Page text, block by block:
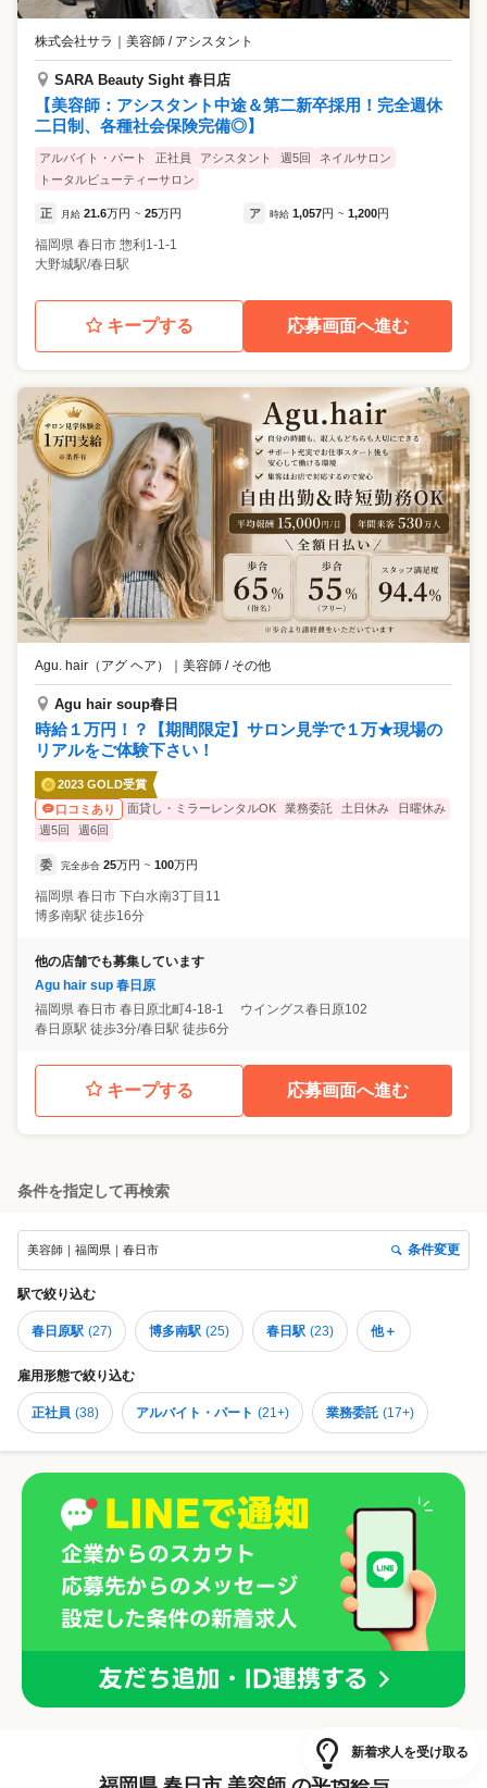
株式会社サラ 美容師 / アシスタント
SARA Beauty Sight 春日店
【美容師：アシスタント中途＆第二新卒採用！完全週休
二日制、各種社会保険完備◎】
アルバイト・パート 正社員 アシスタント 週5回
ネイルサロン
トータルビューティーサロン
正 月給 21.6万円 ~ 25万円 ア 時給 1,057円 ~ 1,200円
福岡県 春日市 惣利1-1-1
大野城駅/春日駅
キープする 応募画面へ進む
Agu. hair（アグ ヘア） ｜ 美容師 / その他
Agu hair soup春日
時給１万円！？【期間限定】サロン見学で１万★現場の
リアルをご体験下さい！
2023 GOLD受賞
口コミあり
面貸し・ミラーレンタルOK 業務委託 土日休み
日曜休み
週5回
週6回
委 完全歩合 25万円 ~ 100万円
福岡県 春日市 下白水南3丁目11
博多南駅 徒歩16分
他の店舗でも募集しています
Agu hair sup 春日原
福岡県 春日市 春日原北町4-18-1 ウイングス春日原102
春日原駅 徒歩3分/春日駅 徒歩6分
キープする 応募画面へ進む
条件を指定して再検索
美容師｜福岡県｜春日市 条件変更
駅で絞り込む
春日原駅 (27) 博多南駅 (25) 春日駅 (23) 他＋
雇用形態で絞り込む
正社員 (38) アルバイト・パート (21+) 業務委託 (17+)
新着求人を受け取る